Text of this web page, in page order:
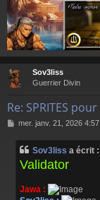
Sov3liss
Guerrier Divin
Re: SPRITES
M
mer. janv. 21, 2026
Sov3liss a écrit :
Validator
Jawa :